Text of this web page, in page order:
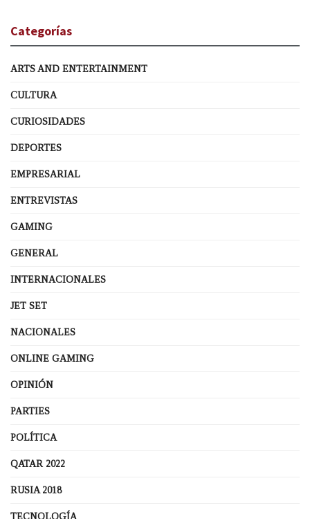
Categorías
ARTS AND ENTERTAINMENT
CULTURA
CURIOSIDADES
DEPORTES
EMPRESARIAL
ENTREVISTAS
GAMING
GENERAL
INTERNACIONALES
JET SET
NACIONALES
ONLINE GAMING
OPINIÓN
PARTIES
POLÍTICA
QATAR 2022
RUSIA 2018
TECNOLOGÍA